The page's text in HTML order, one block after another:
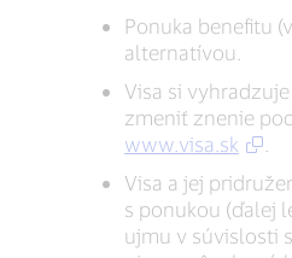
Ponuka benefitu
alternatívou.
Visa si
zmeniť znenie
www.visa.sk
Visa a jej
s ponukou (ďalej
ujmu v súvislosti